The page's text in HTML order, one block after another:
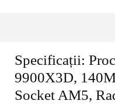
Specificații:
9900X3D,
Socket AM5,